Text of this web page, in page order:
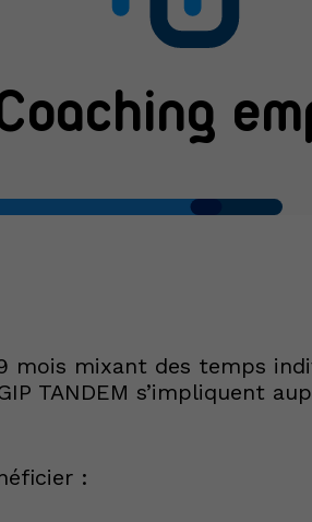
mois mixant des temps
TANDEM s’impliquent
: